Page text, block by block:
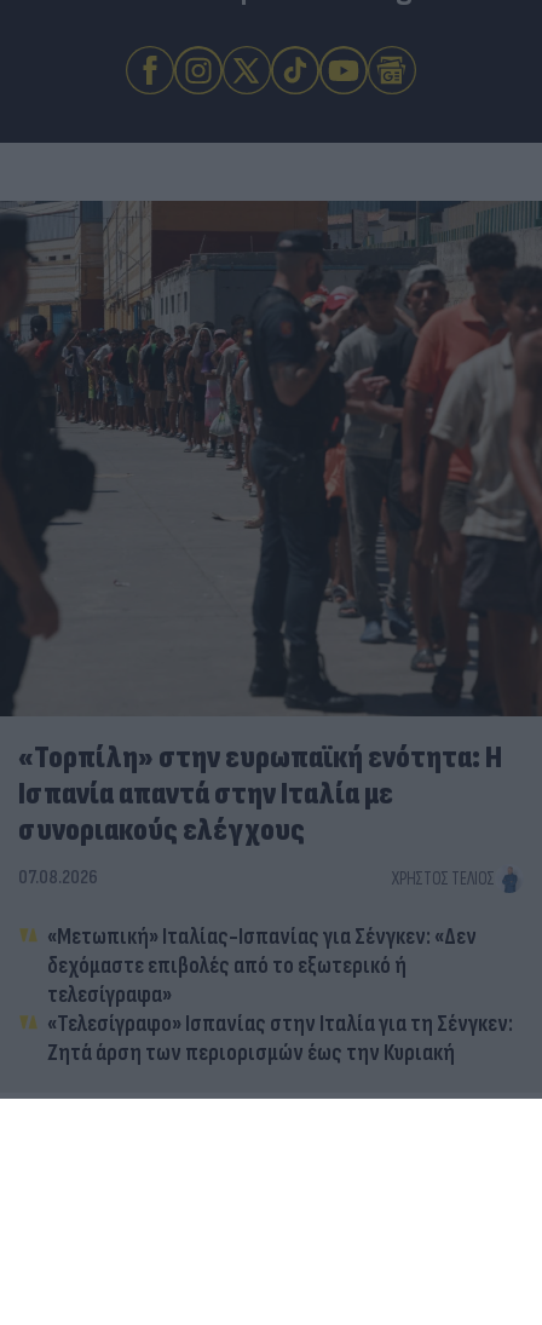
«Τορπίλη» στην ευρωπαϊκή ενότητα: Η
Ισπανία απαντά στην Ιταλία με
συνοριακούς ελέγχους
07.08.2026 ΧΡΉΣΤΟΣ ΤΈΛΙΟΣ
«Μετωπική» Ιταλίας-Ισπανίας για Σένγκεν: «Δεν
δεχόμαστε επιβολές από το εξωτερικό ή
τελεσίγραφα»
«Τελεσίγραφο» Ισπανίας στην Ιταλία για τη Σένγκεν:
Ζητά άρση των περιορισμών έως την Κυριακή